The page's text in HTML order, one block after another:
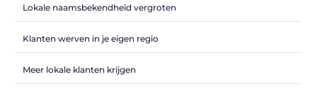
Lokale naamsbekendheid vergroten
Klanten werven in je eigen regio
Meer lokale klanten krijgen